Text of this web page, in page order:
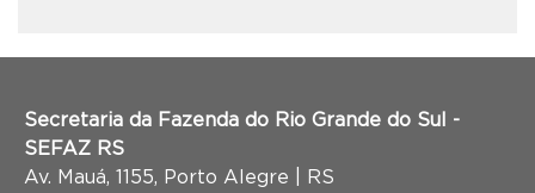
Secretaria da Fazenda do Rio Grande do Sul -
SEFAZ RS
Av. Mauá, 1155, Porto Alegre | RS